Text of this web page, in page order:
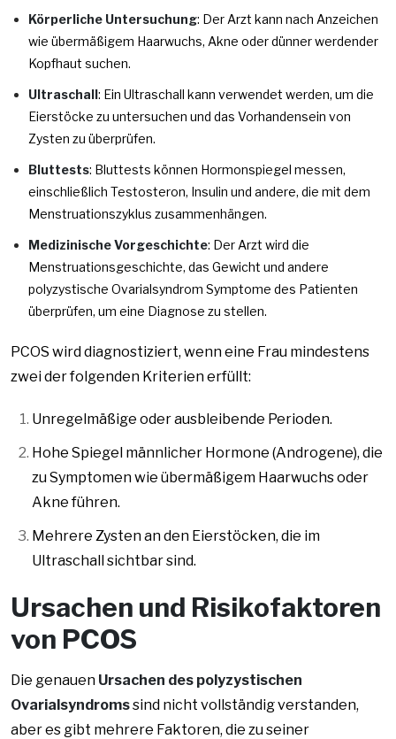
Körperliche Untersuchung: Der Arzt kann nach Anzeichen
wie übermäßigem Haarwuchs, Akne oder dünner werdender
Kopfhaut suchen.
Ultraschall: Ein Ultraschall kann verwendet werden, um die
Eierstöcke zu untersuchen und das Vorhandensein von
Zysten zu überprüfen.
Bluttests: Bluttests können Hormonspiegel messen,
einschließlich Testosteron, Insulin und andere, die mit dem
Menstruationszyklus zusammenhängen.
Medizinische Vorgeschichte: Der Arzt wird die
Menstruationsgeschichte, das Gewicht und andere
polyzystische Ovarialsyndrom Symptome des Patienten
überprüfen, um eine Diagnose zu stellen.
PCOS wird diagnostiziert, wenn eine Frau mindestens
zwei der folgenden Kriterien erfüllt:
Unregelmäßige oder ausbleibende Perioden.
Hohe Spiegel männlicher Hormone (Androgene), die
zu Symptomen wie übermäßigem Haarwuchs oder
Akne führen.
Mehrere Zysten an den Eierstöcken, die im
Ultraschall sichtbar sind.
Ursachen und Risikofaktoren
von PCOS
Die genauen Ursachen des polyzystischen
Ovarialsyndromssind nicht vollständig verstanden,
aber es gibt mehrere Faktoren, die zu seiner